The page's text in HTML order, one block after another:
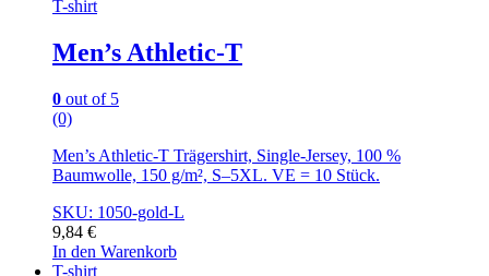
T-shirt
Men’s Athletic-T
0 out of 5
(0)
Men’s Athletic-T Trägershirt, Single-Jersey, 100 %
Baumwolle, 150 g/m², S–5XL. VE = 10 Stück.
SKU: 1050-gold-L
9,84 €
In den Warenkorb
T-shirt